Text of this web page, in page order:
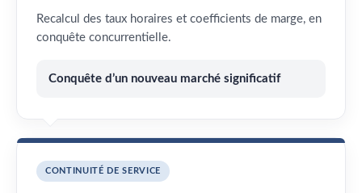
Recalcul des taux horaires et coefficients de marge, en
conquête concurrentielle.
Conquête d’un nouveau marché significatif
CONTINUITÉ DE SERVICE